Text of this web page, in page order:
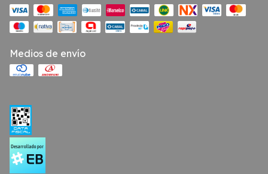
Medios de envío